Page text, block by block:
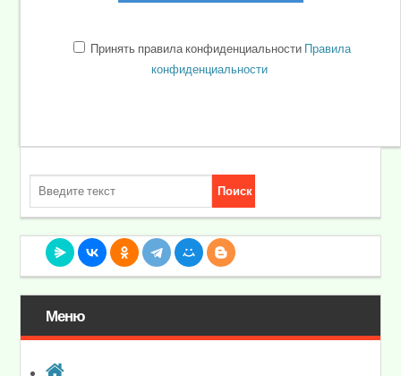
Принять правила конфиденциальностиПравила
конфиденциальности
Меню